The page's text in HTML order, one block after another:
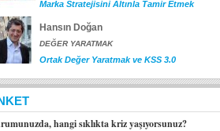
Marka Stratejisini Altınla Tamir Etmek
Hansın Doğan
DEĞER YARATMAK
Ortak Değer Yaratmak ve KSS 3.0
hangi sıklıkta kriz yaşıyorsunuz?